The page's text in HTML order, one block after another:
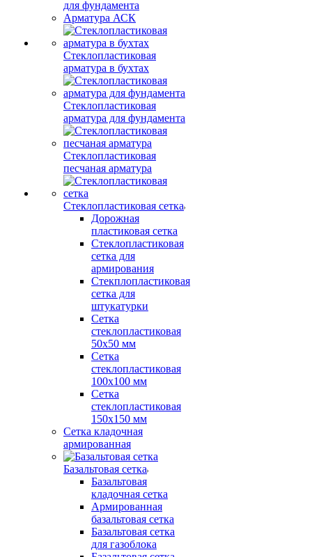
для фундамента
Арматура АСК
Стеклопластиковая
арматура в бухтах
Стеклопластиковая
арматура для фундамента
Стеклопластиковая
песчаная арматура
Стеклопластиковая сетка
Дорожная
пластиковая сетка
Стеклопластиковая
сетка для
армирования
Стекплопластиковая
сетка для
штукатурки
Сетка
стеклопластиковая
50x50 мм
Сетка
стеклопластиковая
100x100 мм
Сетка
стеклопластиковая
150x150 мм
Сетка кладочная
армированная
Базальтовая сетка
Базальтовая
кладочная сетка
Армированная
базальтовая сетка
Базальтовая сетка
для газоблока